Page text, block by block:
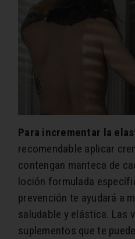
Para incrementar la
recomendable aplicar
contengan manteca de
loción formulada
prevención te ayudará a
saludable y elástica. Las
suplementos que te